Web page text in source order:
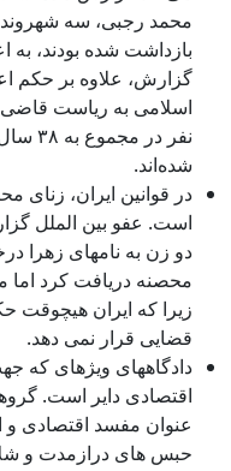
بازداشت شده بودند،
اسلامی به ریاست قاضی
شده‌اند.
در قوانین ایران،
است. عفو بین الملل
دو زن به نامهای زهرا
محصنه دریافت کرد اما
زیرا که ایران هیچوقت
قضایی قرار نمی دهد.
دادگاههای ویژه­ا­ی که
اقتصادی دایر است.
عنوان مفسد اقتصادی و
حبس های درازمدت و